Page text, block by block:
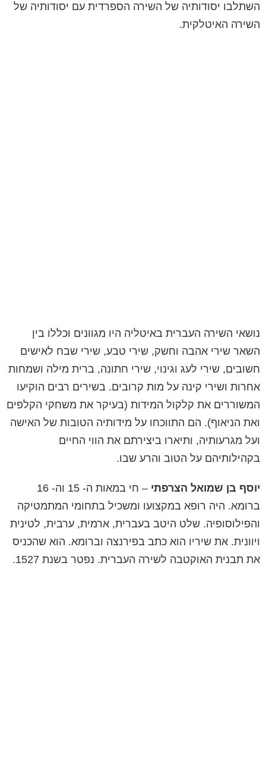
השתלבו יסודותיה של השירה הספרדית עם יסודותיה של
השירה האיטלקית.
נושאי השירה העברית באיטליה היו מגוונים וכללו בין
השאר שירי אהבה וחשק, שירי טבע, שירי שבח לאישים
חשובים, שירי לעג וגינוי, שירי חתונה, ברית מילה ושמחות
אחרות ושירי קינה על מות קרובים. בשירים רבים הוקיעו
המשוררים את קלקול המידות (בעיקר את משחקי הקלפים
ואת הניאוף). הם התווכחו על מידותיה הטובות של האישה
ועל מגרעותיה, ותיארו ביצירתם את הווי החיים
בקהילותיהם על הטוב והרע שבו.
יוסף בן שמואל הצרפתי
– חי במאות ה- 15 וה- 16
ברומא. היה רופא במקצועו ומשכיל בתחומי המתמטיקה
והפילוסופיה. שלט היטב בעברית, ארמית, ערבית, לטינית
ויוונית. את שיריו הוא כתב בפירנצה וברומא. הוא שהכניס
את תבנית האוקטבה לשירה העברית. נפטר בשנת 1527.